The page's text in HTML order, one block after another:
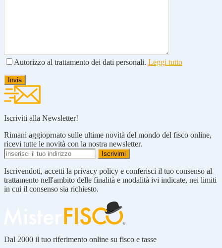
Autorizzo al trattamento dei dati personali. Leggi tutto
Iscriviti alla Newsletter!
Rimani aggioprnato sulle ultime novità del mondo del fisco online,
ricevi tutte le novità con la nostra newsletter.
Iscrivendoti, accetti la privacy policy e conferisci il tuo consenso al
trattamento nell'ambito delle finalità e modalità ivi indicate, nei limiti
in cui il consenso sia richiesto.
Dal 2000 il tuo riferimento online su fisco e tasse